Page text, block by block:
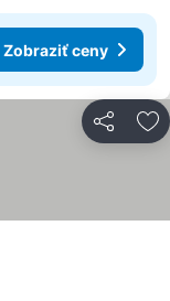
Zobraziť ceny
Zdieľať